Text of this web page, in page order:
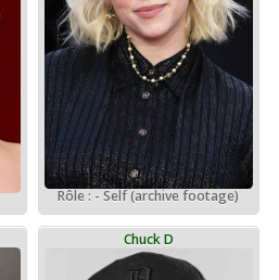
Rôle : - Self (archive footage)
Chuck D